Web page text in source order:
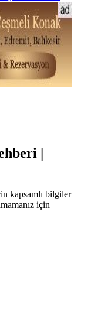
|
kapsamlı bilgiler
için